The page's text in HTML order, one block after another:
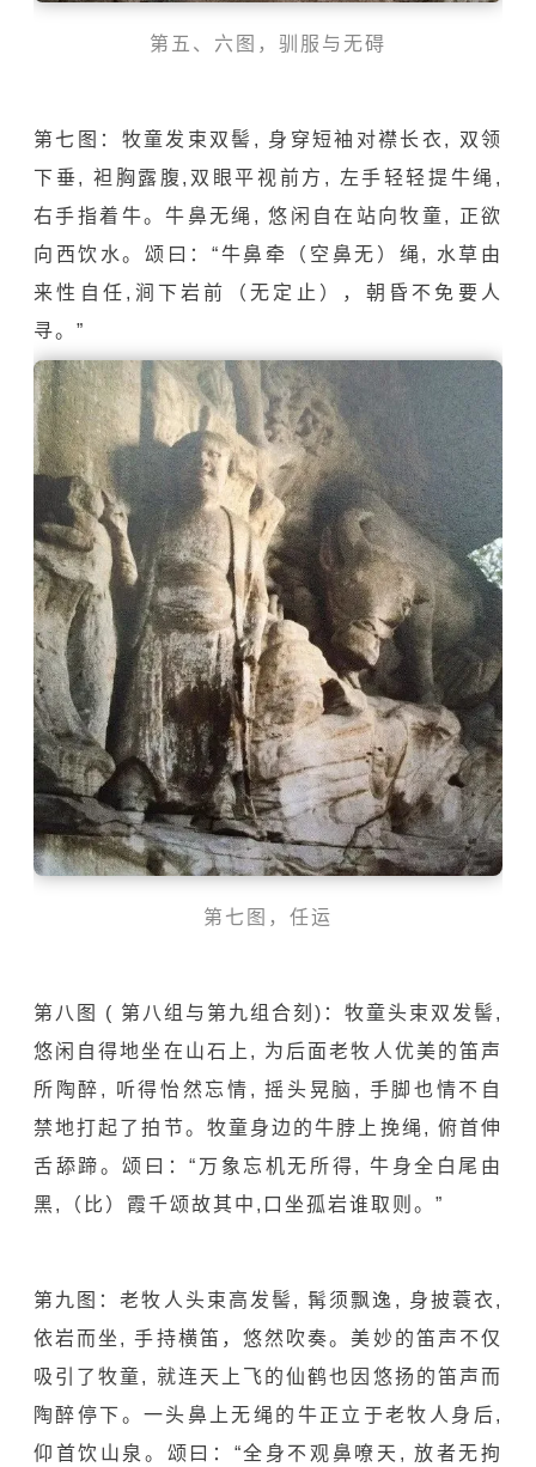
第五、六图，驯服与无碍
第七图：牧童发束双髻, 身穿短袖对襟长衣, 双领
下垂, 袒胸露腹,双眼平视前方, 左手轻轻提牛绳,
右手指着牛。牛鼻无绳, 悠闲自在站向牧童, 正欲
向西饮水。颂曰：“牛鼻牵（空鼻无）绳, 水草由
来性自任,涧下岩前（无定止），朝昏不免要人
寻。”
第七图，任运
第八图 ( 第八组与第九组合刻)：牧童头束双发髻,
悠闲自得地坐在山石上, 为后面老牧人优美的笛声
所陶醉, 听得怡然忘情, 摇头晃脑, 手脚也情不自
禁地打起了拍节。牧童身边的牛脖上挽绳, 俯首伸
舌舔蹄。颂曰：“万象忘机无所得, 牛身全白尾由
黑,（比）霞千颂故其中,口坐孤岩谁取则。”
第九图：老牧人头束高发髻, 髯须飘逸, 身披蓑衣,
依岩而坐, 手持横笛，悠然吹奏。美妙的笛声不仅
吸引了牧童, 就连天上飞的仙鹤也因悠扬的笛声而
陶醉停下。一头鼻上无绳的牛正立于老牧人身后,
仰首饮山泉。颂曰：“全身不观鼻嘹天, 放者无拘